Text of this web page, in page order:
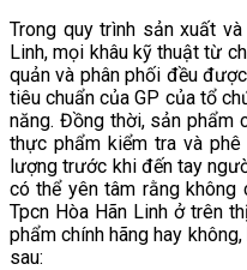
Trong quy trình sản xuất
Linh, mọi khâu kỹ thuật từ
quản và phân phối đều
tiêu chuẩn của GP của tổ
năng. Đồng thời, sản phẩm
thực phẩm kiểm tra và
lượng trước khi đến tay
có thể yên tâm rằng không
Tpcn Hòa Hãn Linh ở trên
phẩm chính hãng hay
sau: